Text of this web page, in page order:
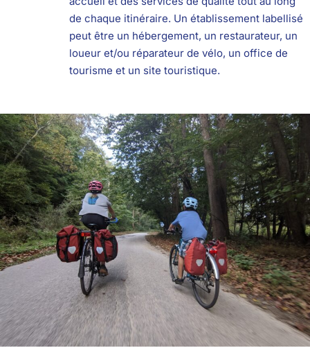
de chaque itinéraire. Un établissement labellisé
peut être un hébergement, un restaurateur, un
loueur et/ou réparateur de vélo, un office de
tourisme et un site touristique.